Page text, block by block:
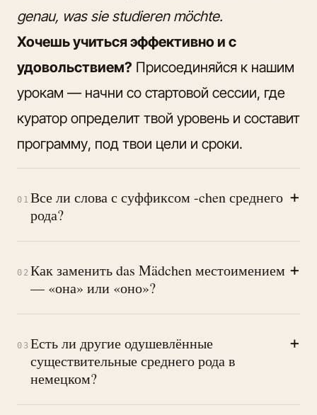
genau, was sie studieren möchte.
Хочешь учиться эффективно и с
удовольствием? Присоединяйся к нашим
урокам — начни со стартовой сессии, где
куратор определит твой уровень и составит
программу, под твои цели и сроки.
01 Все ли слова с суффиксом -chen среднего
рода?
+
02 Как заменить das Mädchen местоимением
— «она» или «оно»?
+
03 Есть ли другие одушевлённые
существительные среднего рода в
немецком?
+